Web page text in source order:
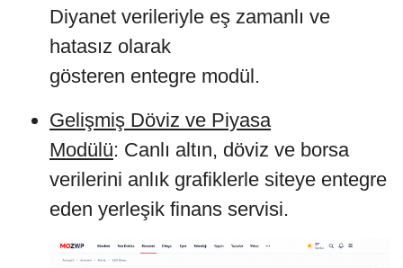
Diyanet verileriyle eş zamanlı ve
hatasız olarak
gösteren entegre modül.
Gelişmiş Döviz ve Piyasa
Modülü: Canlı altın, döviz ve borsa
verilerini anlık grafiklerle siteye entegre
eden yerleşik finans servisi.